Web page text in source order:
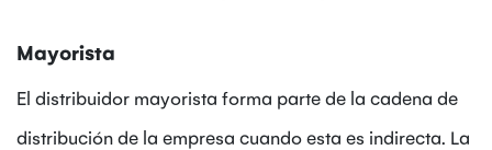
Mayorista
El distribuidor mayorista forma parte de la cadena de
distribución de la empresa cuando esta es indirecta. La